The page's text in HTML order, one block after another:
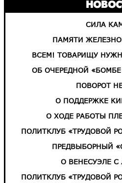
СИЛА
ПАМЯТИ
ВСЕМ! ТОВАРИЩУ
ОБ ОЧЕРЕДНОЙ
ПОВОРОТ
О ПОДДЕРЖКЕ
О ХОДЕ РАБОТЫ
ПОЛИТКЛУБ «ТРУДОВОЙ
ПРЕДВЫБОРНЫЙ
О ВЕНЕСУЭЛЕ
ПОЛИТКЛУБ «ТРУДОВОЙ